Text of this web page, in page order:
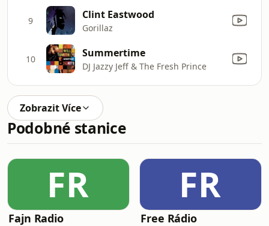
9 Clint Eastwood
Gorillaz
10 Summertime
DJ Jazzy Jeff & The Fresh Prince
Zobrazit Více
Podobné stanice
FR
Fajn Radio
FR
Free Rádio